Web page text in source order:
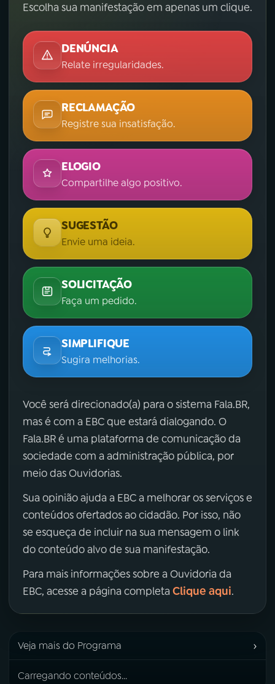
Escolha sua manifestação em apenas um clique.
DENÚNCIA
Relate irregularidades.
RECLAMAÇÃO
Registre sua insatisfação.
ELOGIO
Compartilhe algo positivo.
SUGESTÃO
Envie uma ideia.
SOLICITAÇÃO
Faça um pedido.
SIMPLIFIQUE
Sugira melhorias.
Você será direcionado(a) para o sistema Fala.BR,
mas é com a EBC que estará dialogando. O
Fala.BR é uma plataforma de comunicação da
sociedade com a administração pública, por
meio das Ouvidorias.
Sua opinião ajuda a EBC a melhorar os serviços e
conteúdos ofertados ao cidadão. Por isso, não
se esqueça de incluir na sua mensagem o link
do conteúdo alvo de sua manifestação.
Para mais informações sobre a Ouvidoria da
EBC, acesse a página completa Clique aqui.
Veja mais do Programa ›
Carregando conteúdos...